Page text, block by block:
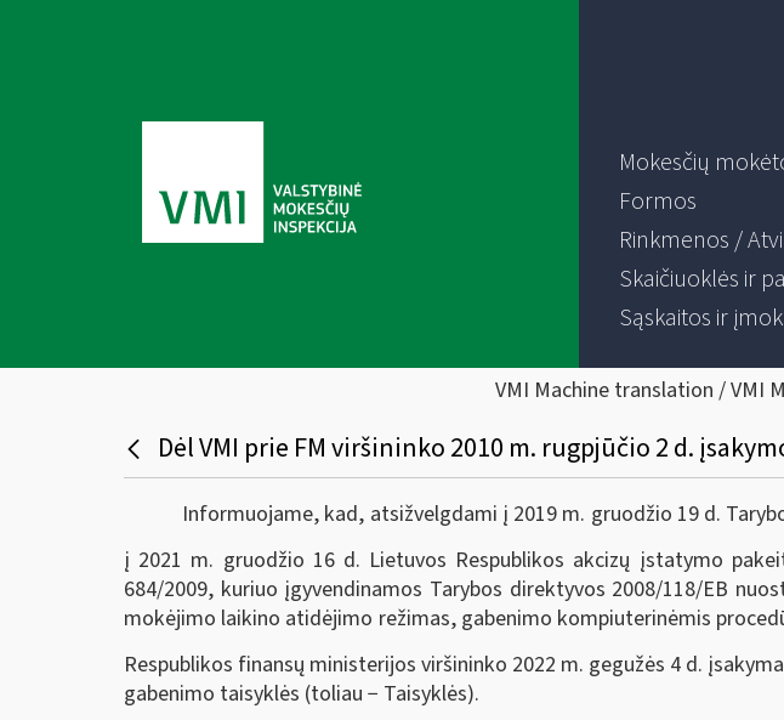
Mokesčių
Formos
Rinkmenos /
Skaičiuoklės ir
Sąskaitos ir
VMI Machine translation /
Dėl VMI prie FM viršininko 2010 m. rugpjūčio 2 d.
Informuojame, kad, atsižvelgdami į 2019 m. gruodžio 19 d.
į 2021 m. gruodžio 16 d. Lietuvos Respublikos akcizų įstatymo
684/2009, kuriuo įgyvendinamos Tarybos direktyvos 2008/118/EB
mokėjimo laikino atidėjimo režimas, gabenimo kompiuterinėmis
Respublikos finansų ministerijos viršininko 2022 m. gegužės 4 d.
gabenimo taisyklės (toliau − Taisyklės).